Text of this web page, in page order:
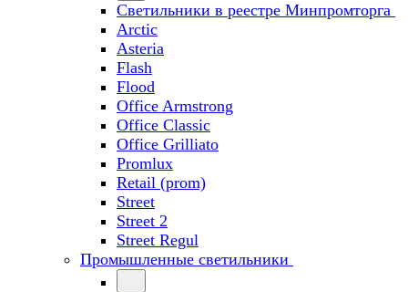
Светильники в реестре Минпромторга
Arctic
Asteria
Flash
Flood
Office Armstrong
Office Classic
Office Grilliato
Promlux
Retail (prom)
Street
Street 2
Street Regul
Промышленные светильники